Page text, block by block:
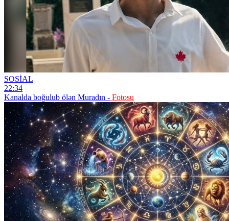
SOSİAL
22:34
Kanalda boğulub ölən Muradın - Fotosu